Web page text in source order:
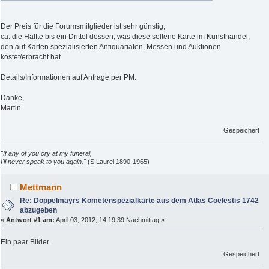
Der Preis für die Forumsmitglieder ist sehr günstig,
ca. die Hälfte bis ein Drittel dessen, was diese seltene Karte im Kunsthandel,
den auf Karten spezialisierten Antiquariaten, Messen und Auktionen
kostet/erbracht hat.
Details/Informationen auf Anfrage per PM.
Danke,
Martin
Gespeichert
"If any of you cry at my funeral,
I'll never speak to you again."(S.Laurel 1890-1965)
Mettmann
Re: Doppelmayrs Kometenspezialkarte aus dem Atlas Coelestis 1742
abzugeben
« Antwort #1 am: April 03, 2012, 14:19:39 Nachmittag »
Ein paar Bilder..
Gespeichert